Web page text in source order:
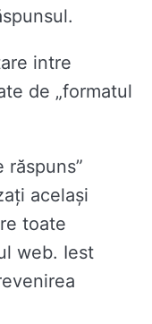
intre
de „formatul
același
toate
web. Iest